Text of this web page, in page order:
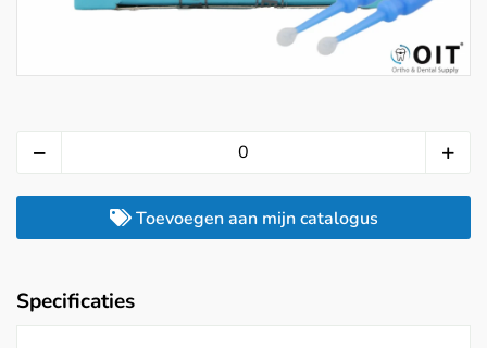
Toevoegen aan mijn catalogus
Specificaties